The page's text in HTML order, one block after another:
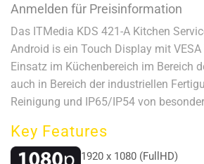
Anmelden für Preisinformation
Das ITMedia KDS 421-A Kitchen
Android is ein Touch Display mit
Einsatz im Küchenbereich im Bereich
auch in Bereich der industriellen
Reinigung und IP65/IP54 von
Key Features
1920 x 1080 (FullHD)